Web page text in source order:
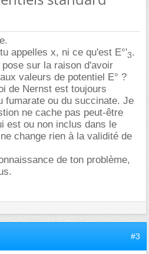
appelles x, ni ce qu'est E°'3.
sur la raison d'avoir
valeurs de potentiel E° ?
de Nernst est toujours
fumarate ou du succinate. Je
ne cache pas peut-être
est ou non inclus dans le
change rien à la validité de
de ton problème,
#3